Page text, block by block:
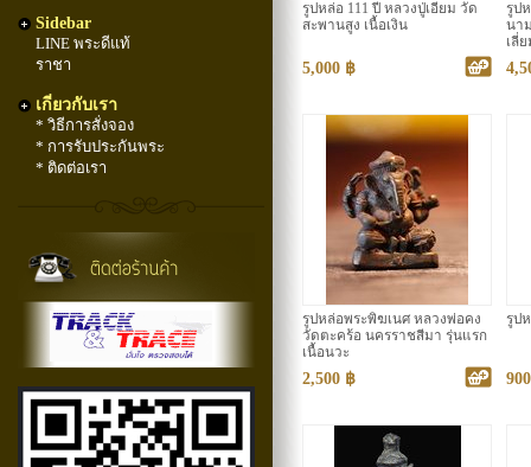
Sidebar
LINE พระดีแท้
ราชา
เกี่ยวกับเรา
* วิธีการสั่งจอง
* การรับประกันพระ
* ติดต่อเรา
รูปหล่อ 111 ปี หลวงปู่เอี่ยม วัด
สะพานสูง เนื้อเงิน
5,000 ฿
รูป
นา
เลี่
รูปหล่อพระพิฆเนศ หลวงพ่อคง
วัดตะคร้อ นครราชสีมา รุ่นแรก
เนื้อนวะ
2,500 ฿
รูป